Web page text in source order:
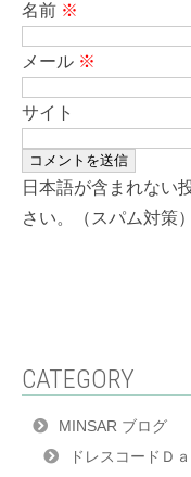
名前 ※
メール ※
サイト
日本語が含まれない
さい。（スパム対策）
CATEGORY
MINSAR ブログ
ドレスコードＤａ